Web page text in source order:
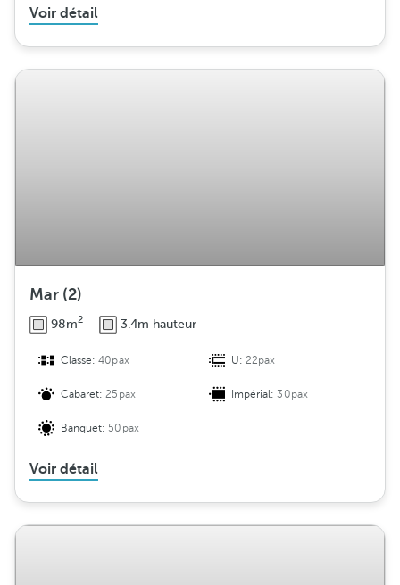
Voir détail
Mar (2)
98m2 3.4m hauteur
Classe:40pax U:22pax
Cabaret:25pax Impérial:30pax
Banquet: 50pax
Voir détail